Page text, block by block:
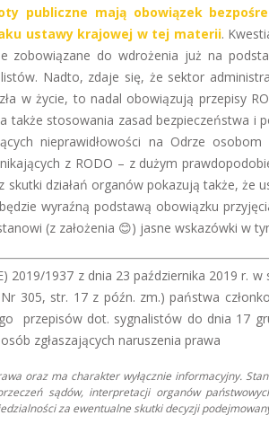
publiczne mają obowiązek
ustawy krajowej w tej materii.
do wdrożenia już na
Nadto, zdaje się, że sektor
w życie, to nadal obowiązują przepisy
stosowania zasad bezpieczeństwa i
nieprawidłowości na Odrze
z RODO – z dużym
działań organów pokazują także, że
wyraźną podstawą obowiązku
(z założenia 😊) jasne wskazówki w
2019/1937 z dnia 23 października 2019 r.
305, str. 17 z późn. zm.) państwa
przepisów dot. sygnalistów do dnia 17
zgłaszających naruszenia prawa
oraz ma charakter wyłącznie informacyjny.
sądów, interpretacji organów
za ewentualne skutki decyzji